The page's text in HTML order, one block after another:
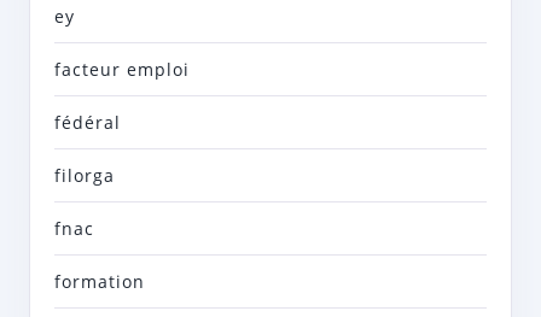
ey
facteur emploi
fédéral
filorga
fnac
formation